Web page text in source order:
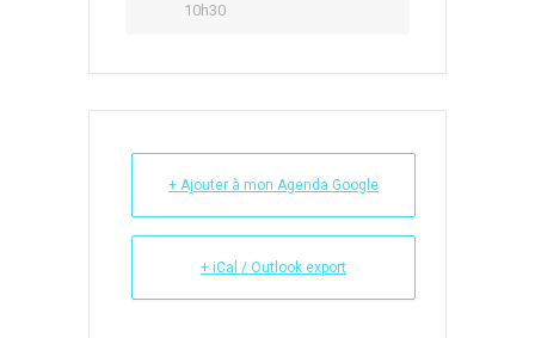
10h30
+ Ajouter à mon Agenda Google
+ iCal / Outlook export